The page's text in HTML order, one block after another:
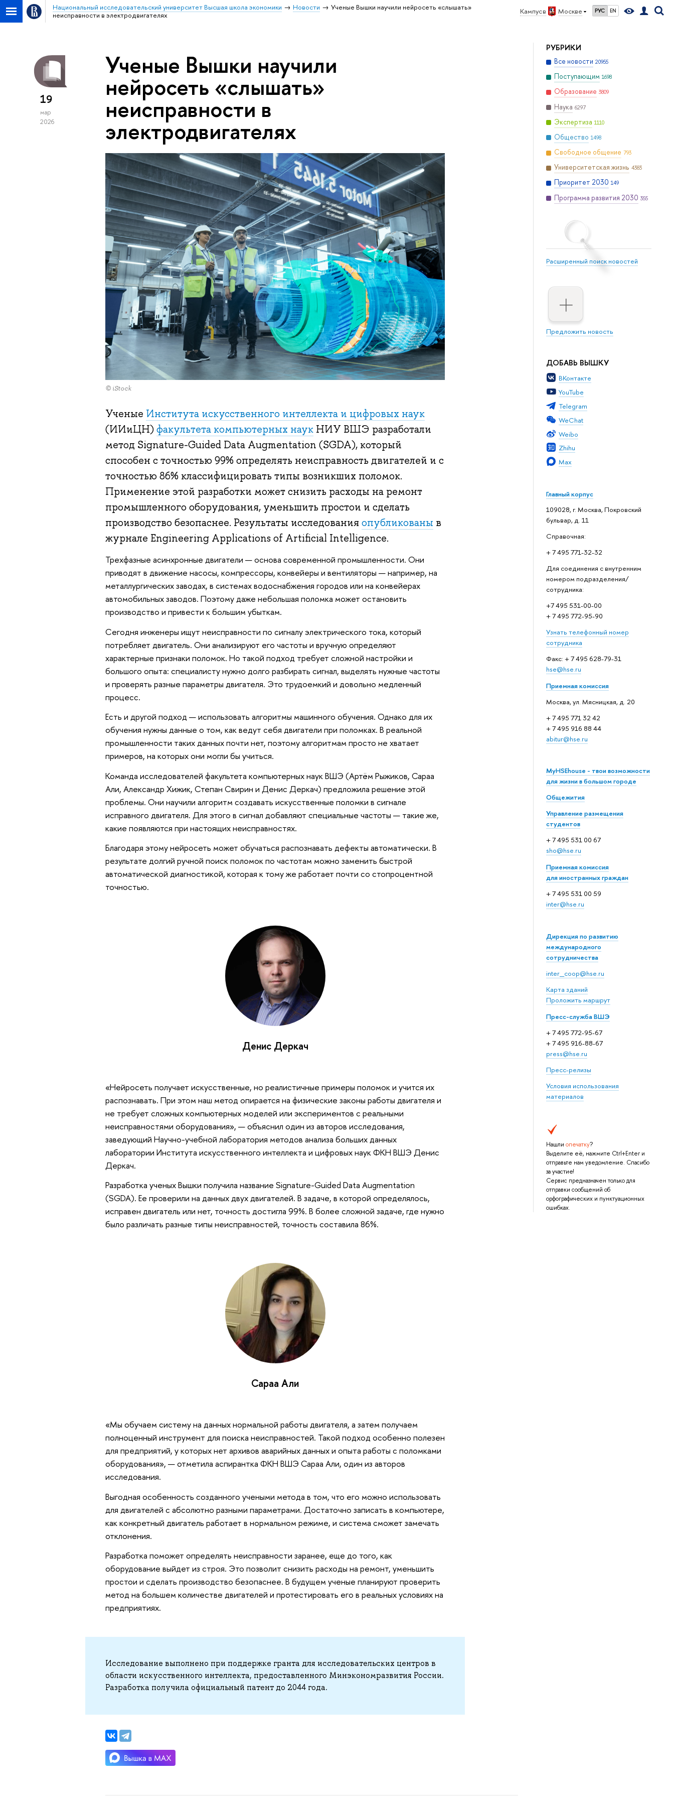
Кампус в Москве РУС EN
Национальный исследовательский университет Высшая школа экономики Новости
Ученые Вышки научили нейросеть «слышать»
неисправности в электродвигателях
РУБРИКИ
Все новости 20955
Поступающим 1698
Образование 3809
Наука 6297
Экспертиза 1110
Общество 1498
Свободное общение 793
Университетская жизнь 4383
Приоритет 2030 149
Программа развития 2030 355
Расширенный поиск новостей
Предложить новость
ДОБАВЬ ВЫШКУ
ВКонтакте
YouTube
Telegram
WeChat
Weibo
Zhihu
Max
Главный корпус
109028, г. Москва, Покровский
бульвар, д. 11
Справочная:
+ 7 495 771-32-32
Для соединения с внутренним
номером подразделения/
сотрудника:
+7 495 531-00-00
+ 7 495 772-95-90
Узнать телефонный номер
сотрудника
Факс: + 7 495 628-79-31
hse@hse.ru
Приемная комиссия
Москва, ул. Мясницкая, д. 20
+ 7 495 771 32 42
+ 7 495 916 88 44
abitur@hse.ru
MyHSEhouse - твои возможности
для жизни в большом городе
Общежития
Управление размещения
студентов
+ 7 495 531 00 67
sho@hse.ru
Приемная комиссия
для иностранных граждан
+ 7 495 531 00 59
inter@hse.ru
Дирекция по развитию
международного
сотрудничества
inter_coop@hse.ru
Карта зданий
Проложить маршрут
Пресс-служба ВШЭ
+ 7 495 772-95-67
+ 7 495 916-88-67
press@hse.ru
Пресс-релизы
Условия использования
материалов
Нашли опечатку?
Выделите её, нажмите Ctrl+Enter и
отправьте нам уведомление. Спасибо
за участие!
Сервис предназначен только для
отправки сообщений об
орфографических и пунктуационных
ошибках.
19
мар
2026
Ученые Вышки научили
нейросеть «слышать»
неисправности в
электродвигателях
© iStock
Ученые Института искусственного интеллекта и цифровых наук
(ИИиЦН)факультета компьютерных наукНИУ ВШЭ разработали
метод Signature-Guided Data Augmentation (SGDA), который
способен с точностью 99% определять неисправность двигателей и с
точностью 86% классифицировать типы возникших поломок.
Применение этой разработки может снизить расходы на ремонт
промышленного оборудования, уменьшить простои и сделать
производство безопаснее. Результаты исследования опубликованы в
журнале Engineering Applications of Artificial Intelligence.
Трехфазные асинхронные двигатели — основа современной промышленности. Они
приводят в движение насосы, компрессоры, конвейеры и вентиляторы — например, на
металлургических заводах, в системах водоснабжения городов или на конвейерах
автомобильных заводов. Поэтому даже небольшая поломка может остановить
производство и привести к большим убыткам.
Сегодня инженеры ищут неисправности по сигналу электрического тока, который
потребляет двигатель. Они анализируют его частоты и вручную определяют
характерные признаки поломок. Но такой подход требует сложной настройки и
большого опыта: специалисту нужно долго разбирать сигнал, выделять нужные частоты
и проверять разные параметры двигателя. Это трудоемкий и довольно медленный
процесс.
Есть и другой подход — использовать алгоритмы машинного обучения. Однако для их
обучения нужны данные о том, как ведут себя двигатели при поломках. В реальной
промышленности таких данных почти нет, поэтому алгоритмам просто не хватает
примеров, на которых они могли бы учиться.
Команда исследователей факультета компьютерных наук ВШЭ (Артём Рыжиков, Сараа
Али, Александр Хижик, Степан Свирин и Денис Деркач) предложила решение этой
проблемы. Они научили алгоритм создавать искусственные поломки в сигнале
исправного двигателя. Для этого в сигнал добавляют специальные частоты — такие же,
какие появляются при настоящих неисправностях.
Благодаря этому нейросеть может обучаться распознавать дефекты автоматически. В
результате долгий ручной поиск поломок по частотам можно заменить быстрой
автоматической диагностикой, которая к тому же работает почти со стопроцентной
точностью.
Денис Деркач
«Нейросеть получает искусственные, но реалистичные примеры поломок и учится их
распознавать. При этом наш метод опирается на физические законы работы двигателя и
не требует сложных компьютерных моделей или экспериментов с реальными
неисправностями оборудования», — объяснил один из авторов исследования,
заведующий Научно-учебной лаборатория методов анализа больших данных
лаборатории Института искусственного интеллекта и цифровых наук ФКН ВШЭ Денис
Деркач.
Разработка ученых Вышки получила название Signature-Guided Data Augmentation
(SGDA). Ее проверили на данных двух двигателей. В задаче, в которой определялось,
исправен двигатель или нет, точность достигла 99%. В более сложной задаче, где нужно
было различать разные типы неисправностей, точность составила 86%.
Сараа Али
«Мы обучаем систему на данных нормальной работы двигателя, а затем получаем
полноценный инструмент для поиска неисправностей. Такой подход особенно полезен
для предприятий, у которых нет архивов аварийных данных и опыта работы с поломками
оборудования», — отметила аспирантка ФКН ВШЭ Сараа Али, один из авторов
исследования.
Выгодная особенность созданного учеными метода в том, что его можно использовать
для двигателей с абсолютно разными параметрами. Достаточно записать в компьютере,
как конкретный двигатель работает в нормальном режиме, и система сможет замечать
отклонения.
Разработка поможет определять неисправности заранее, еще до того, как
оборудование выйдет из строя. Это позволит снизить расходы на ремонт, уменьшить
простои и сделать производство безопаснее. В будущем ученые планируют проверить
метод на большем количестве двигателей и протестировать его в реальных условиях на
предприятиях.
Исследование выполнено при поддержке гранта для исследовательских центров в
области искусственного интеллекта, предоставленного Минэкономразвития России.
Разработка получила официальный патент до 2044 года.